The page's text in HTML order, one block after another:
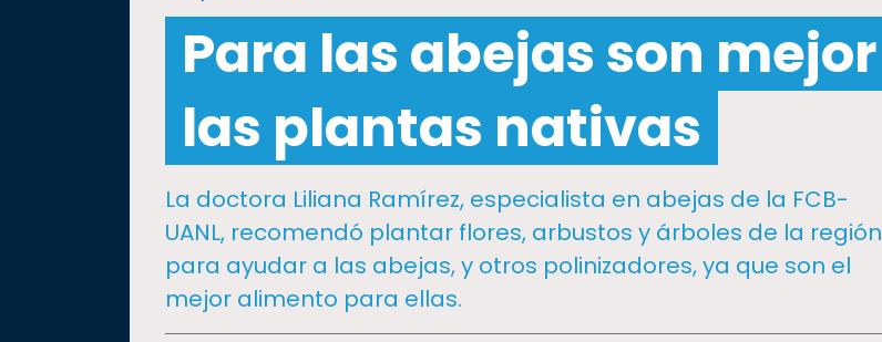
Internacionalización
Para las abejas son mejor
las plantas nativas
La doctora Liliana Ramírez, especialista en abejas de la FCB-
UANL, recomendó plantar flores, arbustos y árboles de la región
para ayudar a las abejas, y otros polinizadores, ya que son el
mejor alimento para ellas.